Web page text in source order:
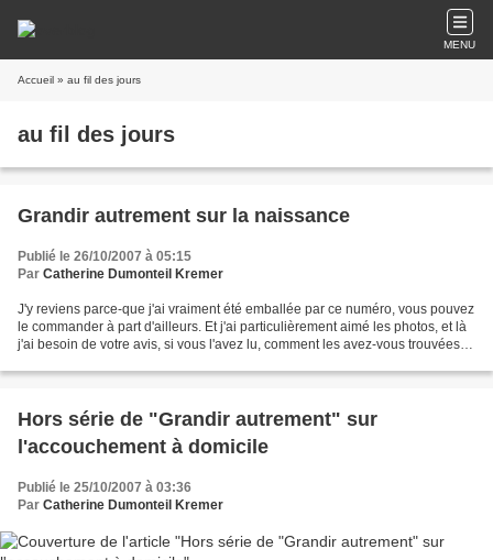
MENU
Accueil » au fil des jours
au fil des jours
Grandir autrement sur la naissance
Publié le 26/10/2007 à 05:15
Par Catherine Dumonteil Kremer
J'y reviens parce-que j'ai vraiment été emballée par ce numéro, vous pouvez
le commander à part d'ailleurs. Et j'ai particulièrement aimé les photos, et là
j'ai besoin de votre avis, si vous l'avez lu, comment les avez-vous trouvées ?
Hors série de "Grandir autrement" sur
l'accouchement à domicile
Publié le 25/10/2007 à 03:36
Par Catherine Dumonteil Kremer